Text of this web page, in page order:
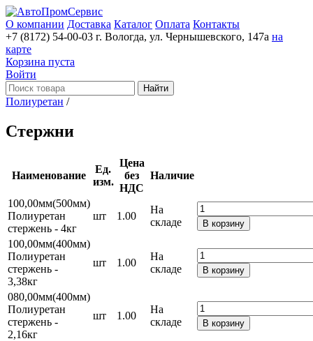
О компании Доставка Каталог Оплата Контакты
+7 (8172) 54-00-03 г. Вологда, ул. Чернышевского, 147а на
карте
Корзина пуста
Войти
Найти
Полиуретан /
Стержни
Наименование
Ед.
изм.
Цена
без
НДС
Наличие
100,00мм(500мм)
Полиуретан
стержень - 4кг
шт 1.00
На
складе
В корзину
100,00мм(400мм)
Полиуретан
стержень -
3,38кг
шт 1.00
На
складе
В корзину
080,00мм(400мм)
Полиуретан
стержень -
2,16кг
шт 1.00
На
складе
В корзину